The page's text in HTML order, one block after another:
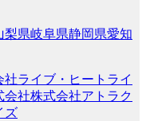
梨県岐阜県静岡県愛知
社ライブ・ヒートライ
会社株式会社アトラク
ズ